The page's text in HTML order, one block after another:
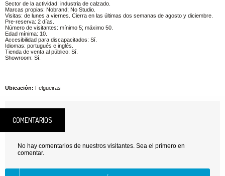
Sector de la actividad: industria de calzado.
Marcas propias: Nobrand; No Studio.
Visitas: de lunes a viernes. Cierra en las últimas dos semanas de agosto y diciembre.
Pre-reserva: 2 días.
Número de visitantes: mínimo 5; máximo 50.
Edad mínima: 10.
Accesibilidad para discapacitados: Sí.
Idiomas: portugués e inglés.
Tienda de venta al público: Sí.
Showroom: Sí.
Ubicación: Felgueiras
COMENTARIOS
No hay comentarios de nuestros visitantes. Sea el primero en
comentar.